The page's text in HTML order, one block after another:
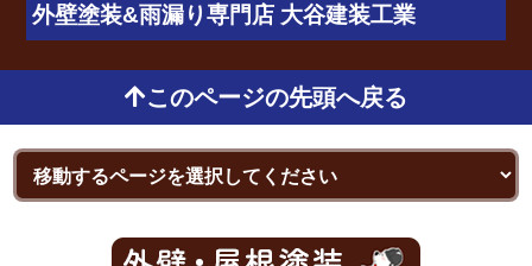
外壁塗装&雨漏り専門店 大谷建装工業
このページの先頭へ戻る